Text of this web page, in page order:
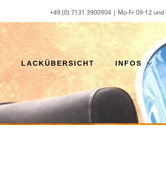
+49 (0) 7131 3900904 | Mo-Fr 09-12 und
LACKÜBERSICHT INFOS